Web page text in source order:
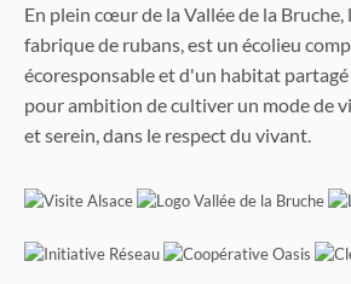
En plein cœur de la Vallée de la Bruche,
fabrique de rubans, est un écolieu
écoresponsable et d'un habitat
pour ambition de cultiver un mode de
et serein, dans le respect du vivant.